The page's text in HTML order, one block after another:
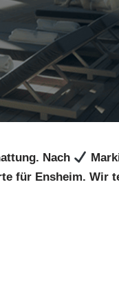
Nach
für Ensheim. Wir